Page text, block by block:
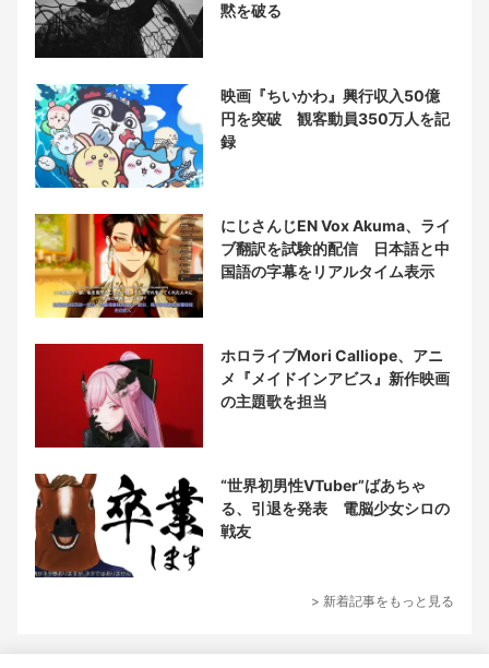
黙を破る
映画『ちいかわ』興行収入50億
円を突破 観客動員350万人を記
録
にじさんじEN Vox Akuma、ライ
ブ翻訳を試験的配信 日本語と中
国語の字幕をリアルタイム表示
ホロライブMori Calliope、アニ
メ『メイドインアビス』新作映画
の主題歌を担当
“世界初男性VTuber”ばあちゃ
る、引退を発表 電脳少女シロの
戦友
> 新着記事をもっと見る